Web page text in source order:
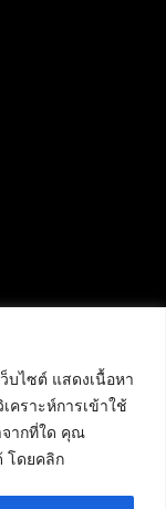
บไซต์ แสดงเนื้อหา
คราะห์การเข้าใช้
จากที่ใด คุณ
โดยคลิก
94 ถนน
ศ